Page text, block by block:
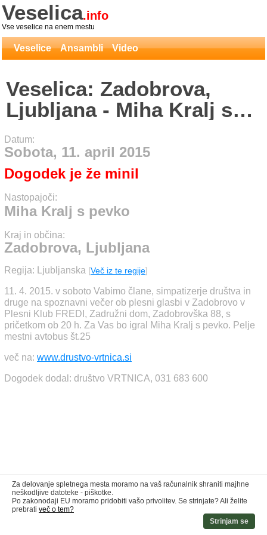
Veselica.info
Vse veselice na enem mestu
Veselice Ansambli Video
Veselica: Zadobrova,
Ljubljana - Miha Kralj s
pevko
Datum:
Sobota, 11. april 2015
Dogodek je že minil
Nastopajoči:
Miha Kralj s pevko
Kraj in občina:
Zadobrova, Ljubljana
Regija: Ljubljanska [Več iz te regije]
11. 4. 2015. v soboto Vabimo člane, simpatizerje društva in
druge na spoznavni večer ob plesni glasbi v Zadobrovo v
Plesni Klub FREDI, Zadružni dom, Zadobrovška 88, s
pričetkom ob 20 h. Za Vas bo igral Miha Kralj s pevko. Pelje
mestni avtobus št.25
več na: www.drustvo-vrtnica.si
Dogodek dodal: društvo VRTNICA, 031 683 600
Za delovanje spletnega mesta moramo na vaš računalnik shraniti majhne
neškodljive datoteke - piškotke.
Po zakonodaji EU moramo pridobiti vašo privolitev. Se strinjate? Ali želite
prebrati več o tem?
Strinjam se